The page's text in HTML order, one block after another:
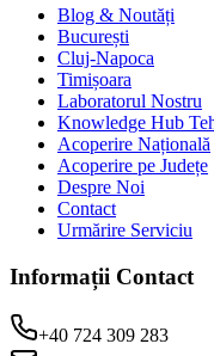
Blog & Noutăți
București
Cluj-Napoca
Timișoara
Laboratorul Nostru
Knowledge Hub
Acoperire Națională
Acoperire pe Județe
Despre Noi
Contact
Urmărire Serviciu
Informații Contact
+40 724 309 283